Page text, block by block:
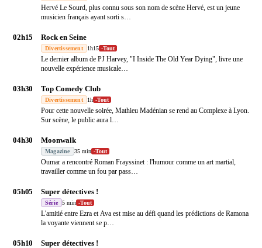
Hervé Le Sourd, plus connu sous son nom de scène Hervé, est un jeune
musicien français ayant sorti s…
02h15 Rock en Seine
Divertissement 1h15 -Tout
Le dernier album de PJ Harvey, "I Inside The Old Year Dying", livre une
nouvelle expérience musicale…
03h30 Top Comedy Club
Divertissement 1h -Tout
Pour cette nouvelle soirée, Mathieu Madénian se rend au Complexe à Lyon.
Sur scène, le public aura l…
04h30 Moonwalk
Magazine 35 min -Tout
Oumar a rencontré Roman Frayssinet : l'humour comme un art martial,
travailler comme un fou par pass…
05h05 Super détectives !
Série 5 min -Tout
L'amitié entre Ezra et Ava est mise au défi quand les prédictions de Ramona
la voyante viennent se p…
05h10 Super détectives !